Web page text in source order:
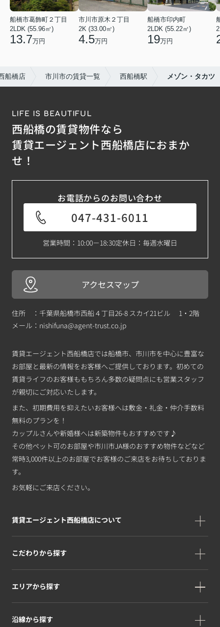
船橋市葛飾町２丁目
2LDK (55.96㎡)
13.7万円
市川市原木２丁目
2K (33.00㎡)
4.5万円
船橋市印内町
2LDK (55.22㎡)
19万円
船橋店 市川市の賃貸一覧 西船橋駅 メゾン・タカツ
LIFE IS BEAUTIFUL
西船橋の賃貸物件なら
賃貸エージェント西船橋店におまか
せ！
お電話からのお問い合わせ
047-431-6011
営業時間：10:00－18:30定休日：毎週水曜日
アクセスマップ
住所 ：千葉県船橋市西船４丁目26-8 スカイ21ビル 1・2階
メール： nishifuna@agent-trust.co.jp
賃貸エージェント西船橋店では船橋市、市川市を中心に豊富な
お部屋と最新の情報をお客様へご提供しております。初めての
賃貸ライフのお客様ももちろん多数の疑問点にも営業スタッフ
が親切にご対応いたします。
また、初期費用を抑えたいお客様へは敷金・礼金・仲介手数料
無料のプランを！
カップルさんや新婚様へは新築物件もおすすめです♪
その他ペット可のお部屋や市川市JA様のおすすめ物件などなど
常時3,000件以上のお部屋でお客様のご来店をお待ちしておりま
す。
お気軽にご来店ください。
賃貸エージェント西船橋店について
こだわりから探す
エリアから探す
沿線から探す